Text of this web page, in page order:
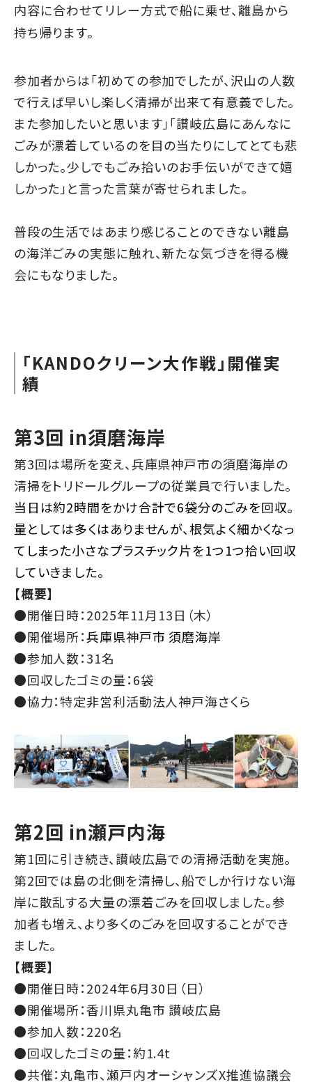
内容に合わせてリレー方式で船に乗せ、離島から
持ち帰ります。
参加者からは「初めての参加でしたが、沢山の人数
で行えば早いし楽しく清掃が出来て有意義でした。
また参加したいと思います」「讃岐広島にあんなに
ごみが漂着しているのを目の当たりにしてとても悲
しかった。少しでもごみ拾いのお手伝いができて嬉
しかった」と言った言葉が寄せられました。
普段の生活ではあまり感じることのできない離島
の海洋ごみの実態に触れ、新たな気づきを得る機
会にもなりました。
「KANDOクリーン大作戦」開催実
績
第3回 in須磨海岸
第3回は場所を変え、兵庫県神戸市の須磨海岸の
清掃をトリドールグループの従業員で行いました。
当日は約2時間をかけ合計で6袋分のごみを回収。
量としては多くはありませんが、根気よく細かくなっ
てしまった小さなプラスチック片を1つ1つ拾い回収
していきました。
【概要】
●開催日時：2025年11月13日（木）
●開催場所：兵庫県神戸市 須磨海岸
●参加人数：31名
●回収したゴミの量：6袋
●協力：特定非営利活動法人神戸海さくら
第2回 in瀬戸内海
第1回に引き続き、讃岐広島での清掃活動を実施。
第2回では島の北側を清掃し、船でしか行けない海
岸に散乱する大量の漂着ごみを回収しました。参
加者も増え、より多くのごみを回収することができ
ました。
【概要】
●開催日時：2024年6月30日（日）
●開催場所：香川県丸亀市 讃岐広島
●参加人数：220名
●回収したゴミの量：約1.4t
●共催：丸亀市、瀬戸内オーシャンズX推進協議会